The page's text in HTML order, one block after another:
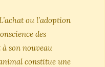
ou l’adoption
des
son nouveau
constitue une